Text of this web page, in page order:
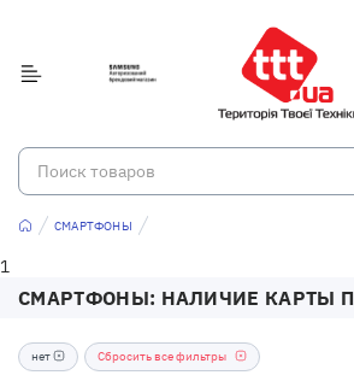
СМАРТФОНЫ
1
СМАРТФОНЫ: НАЛИЧИЕ КАРТЫ
нет Сбросить все фильтры